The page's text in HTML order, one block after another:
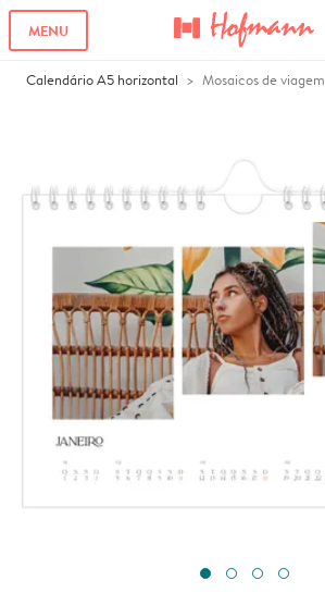
MENU
Calendário A5 horizontal Mosaicos de viagem